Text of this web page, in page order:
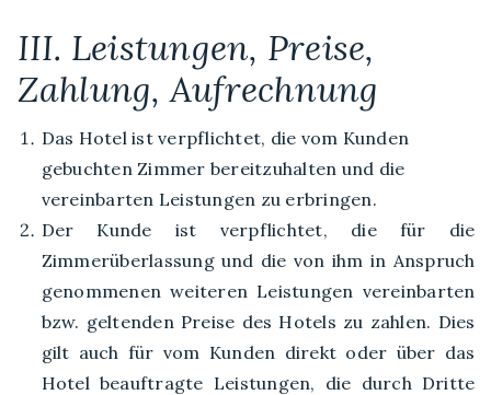
III. Leistungen, Preise,
Zahlung, Aufrechnung
Das Hotel ist verpflichtet, die vom Kunden
gebuchten Zimmer bereitzuhalten und die
vereinbarten Leistungen zu erbringen.
Der Kunde ist verpflichtet, die für die
Zimmerüberlassung und die von ihm in Anspruch
genommenen weiteren Leistungen vereinbarten
bzw. geltenden Preise des Hotels zu zahlen. Dies
gilt auch für vom Kunden direkt oder über das
Hotel beauftragte Leistungen, die durch Dritte